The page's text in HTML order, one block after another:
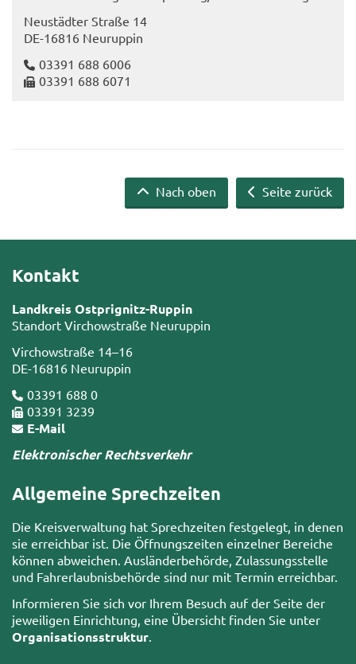
Neu­städ­ter Stra­ße 14
DE-​16816 Neu­rup­pin
03391 688 6006
03391 688 6071
Seite zurück
Nach oben
Kontakt
Landkreis Ostprignitz-Ruppin
Standort Virchowstraße Neuruppin
Virchowstraße 14–16
DE-16816 Neuruppin
03391 688 0
03391 3239
E-Mail
Elektronischer Rechtsverkehr
Allgemeine Sprechzeiten
Die Kreisverwaltung hat Sprechzeiten festgelegt, in denen
sie erreichbar ist. Die Öffnungszeiten einzelner Bereiche
können abweichen. Ausländerbehörde, Zulassungsstelle
und Fahrerlaubnisbehörde sind nur mit Termin erreichbar.
Informieren Sie sich vor Ihrem Besuch auf der Seite der
jeweiligen Einrichtung, eine Übersicht finden Sie unter
Organisationsstruktur